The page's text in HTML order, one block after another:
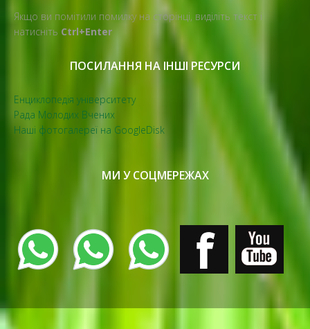
Якщо ви помітили помилку на сторінці, виділіть текст і
натисніть Ctrl+Enter
ПОСИЛАННЯ НА ІНШІ РЕСУРСИ
Енциклопедія університету
Рада Молодих Вчених
Наші фотогалереї на GoogleDisk
МИ У СОЦМЕРЕЖАХ